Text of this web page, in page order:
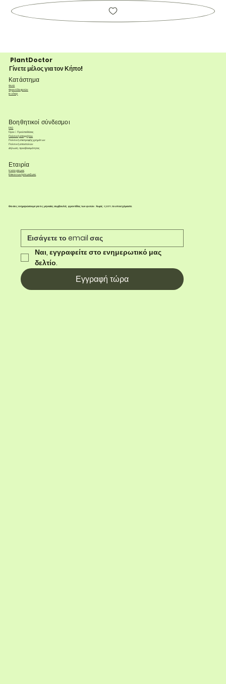
PlantDoctor
Γίνετε μέλος για τον Κήπο!
Κατάστημα
Φυτά
Φροντίδα φυτών
e-shop
Βοηθητικοί σύνδεσμοι
FAQ
Όροι & Προϋποθέσεις
Πολιτική απορρήτου
Πολιτική επιστροφής χρημάτων
Πολιτική αποστολών
Δήλωση προσβασιμότητας
Εταιρία
Η ιστορία μας
Επικοινωνήστε μαζί μας
Θα σας ενημερώσουμε για τις μηνιαίες συμβουλές φροντίδας των φυτών. Χωρίς spam, το υποσχόμαστε.
Ναι, εγγραφείτε στο ενημερωτικό μας
δελτίο.
Εγγραφή τώρα